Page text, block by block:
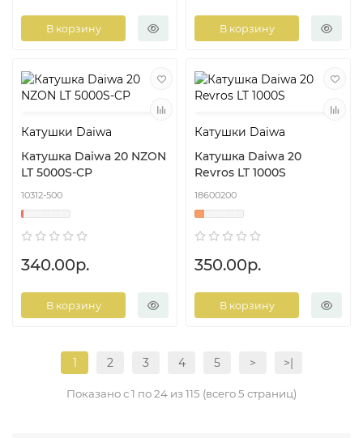
В корзину В корзину
Катушки Daiwa
Катушка Daiwa 20 NZON
LT 5000S-CP
10312-500
340.00р.
В корзину
Катушки Daiwa
Катушка Daiwa 20
Revros LT 1000S
18600200
350.00р.
В корзину
1 2 3 4 5 > >|
Показано с 1 по 24 из 115 (всего 5 страниц)